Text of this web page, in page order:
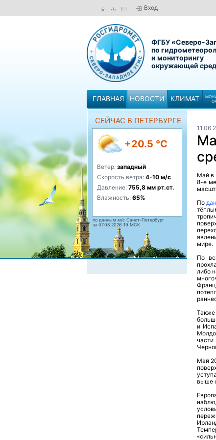
Вход
ФГБУ «Северо-
по
и мониторингу
окружающей
ГЛАВНАЯ НОВОСТИ КЛИМАТ
СЕЙЧАС В ПЕТЕРБУРГЕ
+20.5 °C
Ветер: западный
Скорость ветра: 4-10 м/с
Давление: 755,8 мм рт.ст.
Влажность: 65%
по данным м/с Санкт-Петербург
за 07.08.2026 19 МСК
11.06
Май в
8-е
По
мире.
По
либо
и
Май
выше